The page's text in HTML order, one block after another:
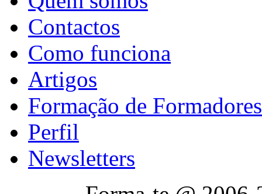
Contactos
Como funciona
Artigos
Formação de Formadores
Perfil
Newsletters